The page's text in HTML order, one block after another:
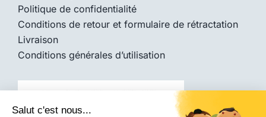
Politique de confidentialité
Conditions de retour et formulaire de rétractation
Livraison
Conditions générales d’utilisation